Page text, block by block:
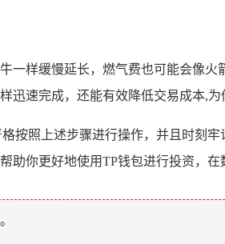
一样缓慢延长，燃气费也可能会像
迅速完成，还能有效降低交易成本,
按照上述步骤进行操作，并且时刻
你更好地使用TP钱包进行投资，在